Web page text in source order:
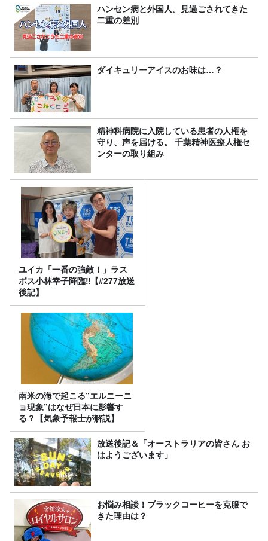
ハンセン病と外国人。見過ごされてきた
二重の差別
ダイキュリーアイスのお味は…？
精神科病院に入院している患者の人権を
守り、声を届ける。 千葉精神医療人権セ
ンターの取り組み
ユイカ「一番の強敵！」ラス
ボス小林幸子降臨‼【#277放送
後記】
南米の海で起こる”エルニーニ
ョ現象”はなぜ日本に影響す
る？【気象予報士が解説】
放送後記＆「オーストラリアの皆さん お
はようございます」
お悩み相談！ブラックコーヒーを克服で
きた理由は？